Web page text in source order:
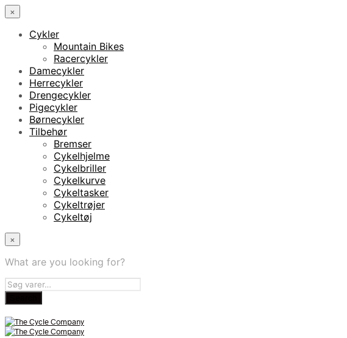
×
Cykler
Mountain Bikes
Racercykler
Damecykler
Herrecykler
Drengecykler
Pigecykler
Børnecykler
Tilbehør
Bremser
Cykelhjelme
Cykelbriller
Cykelkurve
Cykeltasker
Cykeltrøjer
Cykeltøj
×
What are you looking for?